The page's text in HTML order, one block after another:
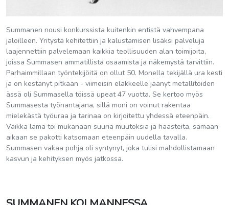
Summanen nousi konkurssista kuitenkin entistä vahvempana
jaloilleen. Yritystä kehitettiin ja kalustamisen lisäksi palveluja
laajennettiin palvelemaan kaikkia teollisuuden alan toimijoita,
joissa Summasen ammatillista osaamista ja näkemystä tarvittiin.
Parhaimmillaan työntekijöitä on ollut 50. Monella tekijällä ura kesti
ja on kestänyt pitkään - viimeisin eläkkeelle jäänyt metallitöiden
ässä oli Summasella töissä upeat 47 vuotta. Se kertoo myös
Summasesta työnantajana, sillä moni on voinut rakentaa
mielekästä työuraa ja tarinaa on kirjoitettu yhdessä eteenpäin.
Vaikka lama toi mukanaan suuria muutoksia ja haasteita, samaan
aikaan se pakotti katsomaan eteenpäin uudella tavalla.
Summasen vakaa pohja oli syntynyt, joka tulisi mahdollistamaan
kasvun ja kehityksen myös jatkossa.